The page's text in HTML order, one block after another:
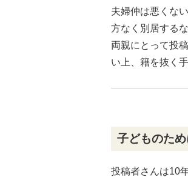
夫婦仲は悪くな
方なく別居する
両親にとって投
い上、籍を抜く
子どものた
投稿者さんは10